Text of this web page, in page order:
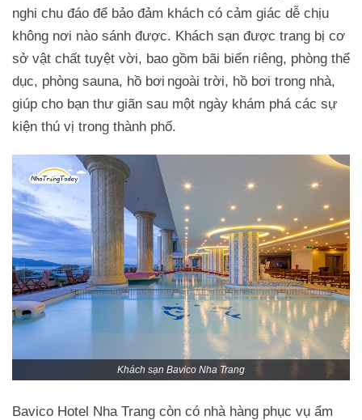
nghi chu đáo để bảo đảm khách có cảm giác dễ chịu
không nơi nào sánh được. Khách sạn được trang bị cơ
sở vật chất tuyệt vời, bao gồm bãi biển riêng, phòng thể
dục, phòng sauna, hồ bơi ngoài trời, hồ bơi trong nhà,
giúp cho bạn thư giãn sau một ngày khám phá các sự
kiện thú vị trong thành phố.
Khách sạn Bavico Nha Trang
Bavico Hotel Nha Trang còn có nhà hàng phục vụ ẩm